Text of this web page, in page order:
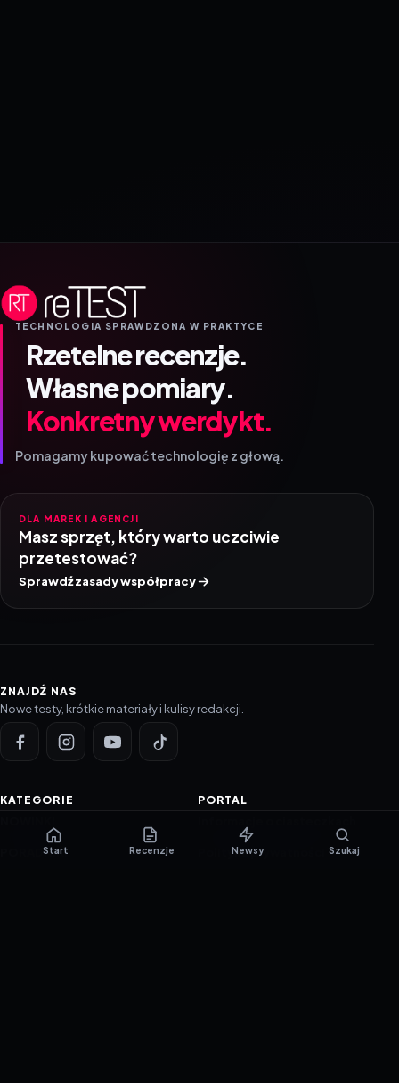
TECHNOLOGIA SPRAWDZONA W PRAKTYCE
Rzetelne recenzje.
Własne pomiary.
Konkretny werdykt.
Pomagamy kupować technologię z głową.
DLA MAREK I AGENCJI
Masz sprzęt, który warto uczciwie
przetestować?
Sprawdź zasady współpracy
ZNAJDŹ NAS
Nowe testy, krótkie materiały i kulisy redakcji.
KATEGORIE
PORADNIKI
PORTAL
Polityka prywatności
Start Recenzje Newsy Szukaj